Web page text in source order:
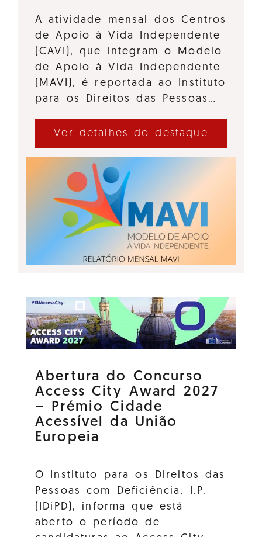
A atividade mensal dos Centros
de Apoio à Vida Independente
(CAVI), que integram o Modelo
de Apoio à Vida Independente
(MAVI), é reportada ao Instituto
para os Direitos das Pessoas…
Ver detalhes do destaque
Abertura do Concurso
Access City Award 2027
– Prémio Cidade
Acessível da União
Europeia
O Instituto para os Direitos das
Pessoas com Deficiência, I.P.
(IDiPD), informa que está
aberto o período de